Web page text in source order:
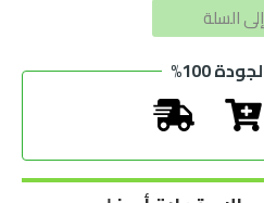
السلة
100%